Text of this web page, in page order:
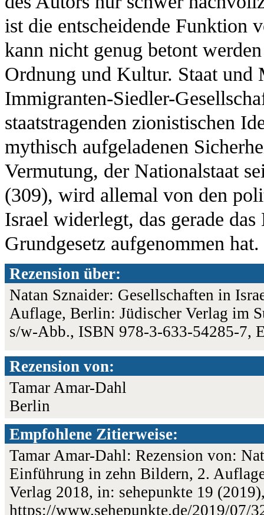
ist die entscheidende Funktion
kann nicht genug betont
Ordnung und Kultur. Staat und
Immigranten-Siedler-
staatstragenden zionistischen
mythisch aufgeladenen
Vermutung, der Nationalstaat
(309), wird allemal von den
Israel widerlegt, das gerade
Grundgesetz aufgenommen hat.
Rezension über:
Natan Sznaider: Gesellschaften in
Auflage, Berlin: Jüdischer Verlag im
s/w-Abb., ISBN 978-3-633-54285-7,
Rezension von:
Tamar Amar-Dahl
Berlin
Empfohlene Zitierweise:
Tamar Amar-Dahl: Rezension von:
Einführung in zehn Bildern, 2.
Verlag 2018, in: sehepunkte 19
https://www.sehepunkte.de/2019/07/